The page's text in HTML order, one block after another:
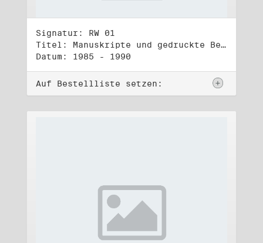
Signatur: RW 01
Titel: Manuskripte und gedruckte Belege (1)
Datum: 1985 - 1990
Auf Bestellliste setzen: